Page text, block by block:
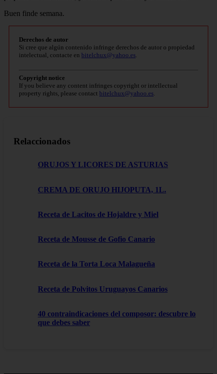
Buen finde semana.
Derechos de autor
Si cree que algún contenido infringe derechos de autor o propiedad
intelectual, contacte en bitelchux@yahoo.es
Copyright notice
If you believe any content infringes copyright or intellectual
property rights, please contact bitelchux@yahoo.es
Relaccionados
ORUJOS Y LICORES DE ASTURIAS
CREMA DE ORUJO HIJOPUTA, 1L.
Receta de Lacitos de Hojaldre y Miel
Receta de Mousse de Gofio Canario
Receta de la Torta Loca Malagueña
Receta de Polvitos Uruguayos Canarios
40 contraindicaciones del composor: descubre lo
que debes saber